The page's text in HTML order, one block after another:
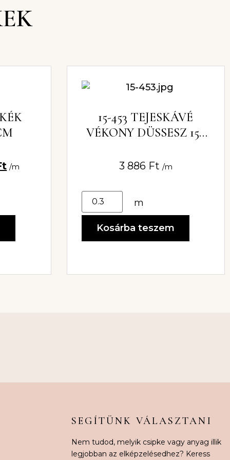
/m
15-453 TEJESKÁVÉ
VÉKONY DÜSSESZ 150
3 886 Ft /m
m
Kosárba teszem
SEGÍTÜNK VÁLASZTANI
Nem tudod, melyik csipke vagy anyag illik
legjobban az elképzelésedhez? Keress